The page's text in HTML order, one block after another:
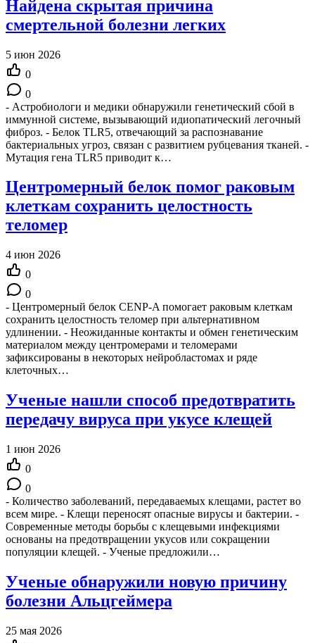
Найдена скрытая причина
смертельной болезни легких
5 июн 2026
0
0
- Астробиологи и медики обнаружили генетический сбой в
иммунной системе, вызывающий идиопатический легочный
фиброз. - Белок TLR5, отвечающий за распознавание
бактериальных угроз, связан с развитием рубцевания тканей. -
Мутация гена TLR5 приводит к…
Центромерный белок помог раковым
клеткам сохранить целостность
теломер
4 июн 2026
0
0
- Центромерный белок CENP-A помогает раковым клеткам
сохранить целостность теломер при альтернативном
удлинении. - Неожиданные контакты и обмен генетическим
материалом между центромерами и теломерами
зафиксированы в некоторых нейробластомах и ряде
клеточных…
Ученые нашли способ предотвратить
передачу вируса при укусе клещей
1 июн 2026
0
0
- Количество заболеваний, передаваемых клещами, растет во
всем мире. - Клещи переносят опасные вирусы и бактерии. -
Современные методы борьбы с клещевыми инфекциями
основаны на предотвращении укусов или сокращении
популяции клещей. - Ученые предложили…
Ученые обнаружили новую причину
болезни Альцгеймера
25 мая 2026